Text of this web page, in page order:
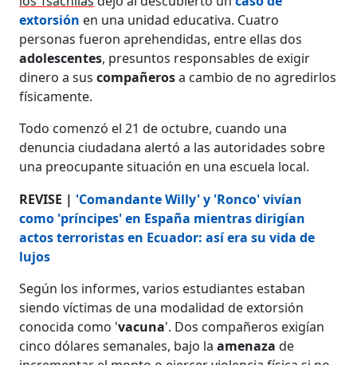
extorsión en una unidad educativa. Cuatro
personas fueron aprehendidas, entre ellas dos
adolescentes, presuntos responsables de exigir
dinero a suscompañerosa cambio de no agredirlos
físicamente.
Todo comenzó el 21 de octubre, cuando una
denuncia ciudadana alertó a las autoridades sobre
una preocupante situación en una escuela local.
REVISE | 'Comandante Willy' y 'Ronco' vivían
como 'príncipes' en España mientras dirigían
actos terroristas en Ecuador: así era su vida de
lujos
Según los informes, varios estudiantes estaban
siendo víctimas de una modalidad de extorsión
conocida como 'vacuna'. Dos compañeros exigían
cinco dólares semanales, bajo laamenaza de